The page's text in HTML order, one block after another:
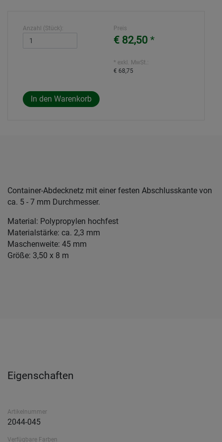
Anzahl (Stück): Preis
€ 82,50 *
* exkl. MwSt.:
€ 68,75
Container-Abdecknetz mit einer festen Abschlusskante von
ca. 5 - 7 mm Durchmesser.
Material: Polypropylen hochfest
Materialstärke: ca. 2,3 mm
Maschenweite: 45 mm
Größe: 3,50 x 8 m
Eigenschaften
Artikelnummer
2044-045
Verfügbare Farben